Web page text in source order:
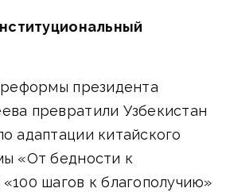
президента
превратили Узбекистан
адаптации китайского
«От бедности к
шагов к благополучию»